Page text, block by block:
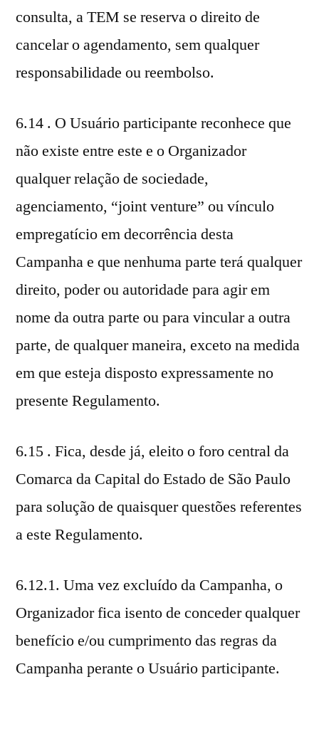
consulta, a TEM se reserva o direito de
cancelar o agendamento, sem qualquer
responsabilidade ou reembolso.
6.14 . O Usuário participante reconhece que
não existe entre este e o Organizador
qualquer relação de sociedade,
agenciamento, “joint venture” ou vínculo
empregatício em decorrência desta
Campanha e que nenhuma parte terá qualquer
direito, poder ou autoridade para agir em
nome da outra parte ou para vincular a outra
parte, de qualquer maneira, exceto na medida
em que esteja disposto expressamente no
presente Regulamento.
6.15 . Fica, desde já, eleito o foro central da
Comarca da Capital do Estado de São Paulo
para solução de quaisquer questões referentes
a este Regulamento.
6.12.1. Uma vez excluído da Campanha, o
Organizador fica isento de conceder qualquer
benefício e/ou cumprimento das regras da
Campanha perante o Usuário participante.